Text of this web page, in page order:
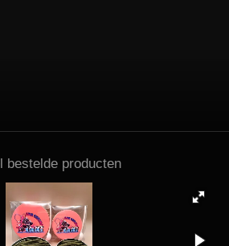
bestelde producten